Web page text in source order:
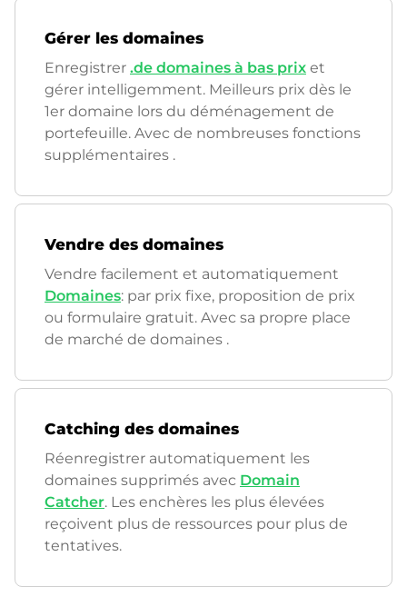
Gérer les domaines
Enregistrer .de domaines à bas prix et
gérer intelligemment. Meilleurs prix dès le
1er domaine lors du déménagement de
portefeuille. Avec de nombreuses fonctions
supplémentaires .
Vendre des domaines
Vendre facilement et automatiquement
Domaines: par prix fixe, proposition de prix
ou formulaire gratuit. Avec sa propre place
de marché de domaines .
Catching des domaines
Réenregistrer automatiquement les
domaines supprimés avec Domain
Catcher. Les enchères les plus élevées
reçoivent plus de ressources pour plus de
tentatives.